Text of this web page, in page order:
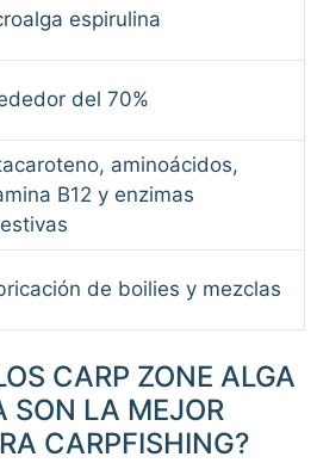
espirulina
del 70%
aminoácidos,
B12 y enzimas
de boilies y mezclas
CARP ZONE ALGA
SON LA MEJOR
CARPFISHING?